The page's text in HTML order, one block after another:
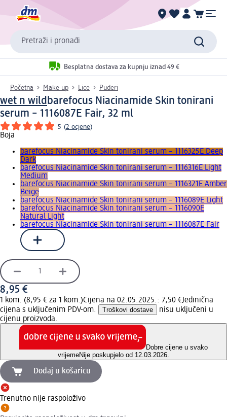
Pretraži i pronađi
Besplatna dostava za kupnju iznad 49 €
Početna Make up Lice Puderi
wet n wildbarefocus Niacinamide Skin tonirani
serum – 1116087E Fair, 32 ml
5 (2 ocjene)
Boja
barefocus Niacinamide Skin tonirani serum – 1116325E Deep
Dark
barefocus Niacinamide Skin tonirani serum – 1116316E Light
Medium
barefocus Niacinamide Skin tonirani serum – 1116321E Amber
Beige
barefocus Niacinamide Skin tonirani serum – 1116089E Light
barefocus Niacinamide Skin tonirani serum – 1116090E
Natural Light
barefocus Niacinamide Skin tonirani serum – 1116087E Fair
8,95 €
1 kom. (8,95 € za 1 kom.)Cijena na 02.05.2025.: 7,50 €Jedinična
cijena s uključenim PDV-om.
Troškovi dostave
nisu uključeni u
cijenu proizvoda.
Dobre cijene u svako
vrijemeNije poskupjelo od 12.03.2026.
Dodaj u košaricu
Trenutno nije raspoloživo